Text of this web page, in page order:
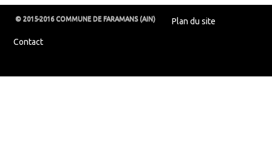
© 2015-2016 COMMUNE DE FARAMANS (AIN) Plan du site
Contact